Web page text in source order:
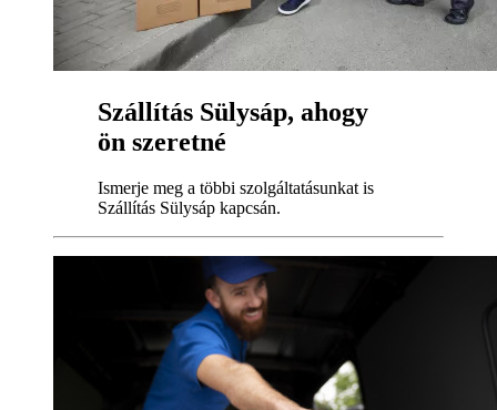
Szállítás Sülysáp, ahogy
ön szeretné
Ismerje meg a többi szolgáltatásunkat is
Szállítás Sülysáp kapcsán.